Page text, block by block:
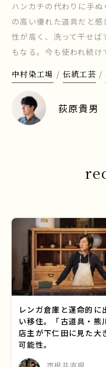
ハンカチの代わりに手
の高い優れた道具だと
性が高く、洗って干せ
もなる。今も使われ続
中村染工場
伝統工芸
荻原貴男
レンガ倉庫と運命的に
い移住。「古道具・熊
店主が下仁田に見た大
可能性。